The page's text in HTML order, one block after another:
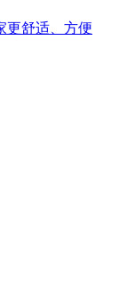
更舒适、方便